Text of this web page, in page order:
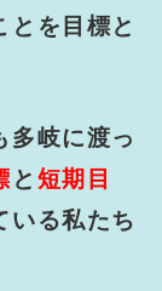
とを目標と
多岐に渡っ
と 短期目
いる私たち